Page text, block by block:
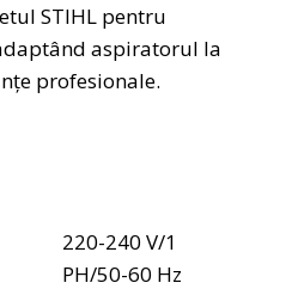
STIHL pentru
aspiratorul la
profesionale.
220-240 V/1
PH/50-60 Hz